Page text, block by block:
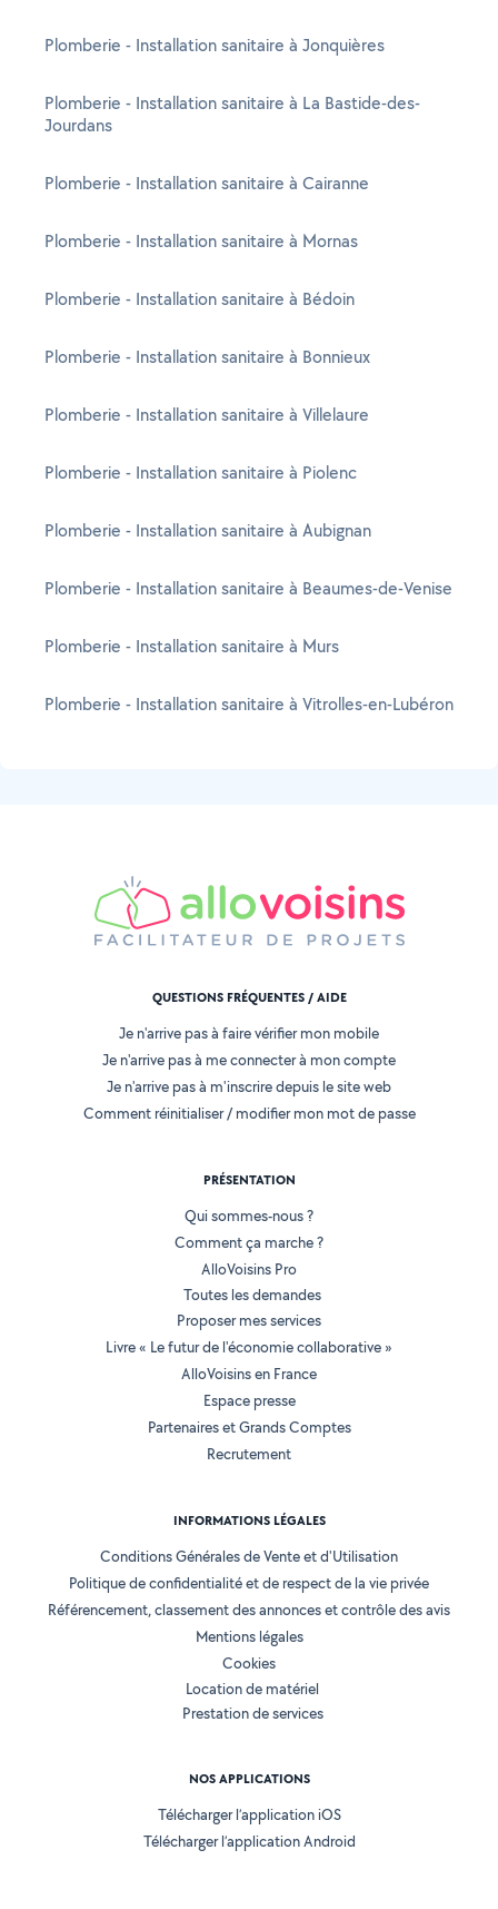
Plomberie - Installation sanitaire à Jonquières
Plomberie - Installation sanitaire à La Bastide-des-
Jourdans
Plomberie - Installation sanitaire à Cairanne
Plomberie - Installation sanitaire à Mornas
Plomberie - Installation sanitaire à Bédoin
Plomberie - Installation sanitaire à Bonnieux
Plomberie - Installation sanitaire à Villelaure
Plomberie - Installation sanitaire à Piolenc
Plomberie - Installation sanitaire à Aubignan
Plomberie - Installation sanitaire à Beaumes-de-Venise
Plomberie - Installation sanitaire à Murs
Plomberie - Installation sanitaire à Vitrolles-en-Lubéron
QUESTIONS FRÉQUENTES / AIDE
Je n'arrive pas à faire vérifier mon mobile
Je n'arrive pas à me connecter à mon compte
Je n'arrive pas à m'inscrire depuis le site web
Comment réinitialiser / modifier mon mot de passe
PRÉSENTATION
Qui sommes-nous ?
Comment ça marche ?
AlloVoisins Pro
Toutes les demandes
Proposer mes services
Livre « Le futur de l'économie collaborative »
AlloVoisins en France
Espace presse
Partenaires et Grands Comptes
Recrutement
INFORMATIONS LÉGALES
Conditions Générales de Vente et d'Utilisation
Politique de confidentialité et de respect de la vie privée
Référencement, classement des annonces et contrôle des avis
Mentions légales
Cookies
Location de matériel
Prestation de services
NOS APPLICATIONS
Télécharger l’application iOS
Télécharger l’application Android